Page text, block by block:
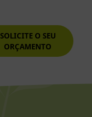
SOLICITE O SEU
ORÇAMENTO